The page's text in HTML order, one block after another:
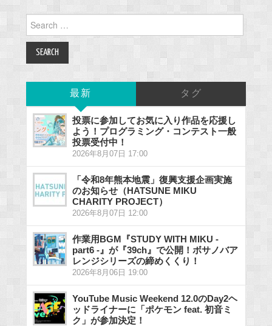
for:
最新 タグ
投票に参加してお気に入り作品を応援し
よう！プログラミング・コンテスト一般
投票受付中！
2026年8月07日 17:00
「令和8年熊本地震」復興支援企画実施
のお知らせ（HATSUNE MIKU
CHARITY PROJECT）
2026年8月07日 12:00
作業用BGM『STUDY WITH MIKU -
part6 -』が『39ch』で公開！ボサノバア
レンジシリーズの締めくくり！
2026年8月06日 19:00
YouTube Music Weekend 12.0のDay2ヘ
ッドライナーに「ポケモン feat. 初音ミ
ク」が参加決定！